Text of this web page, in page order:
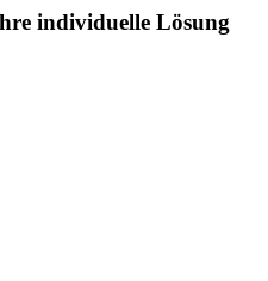
individuelle Lösung